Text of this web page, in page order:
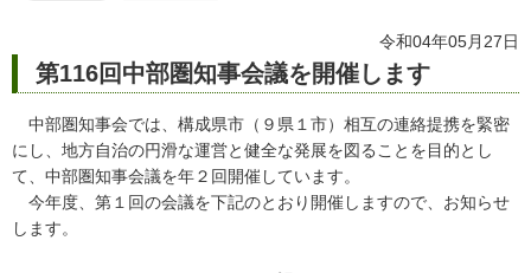
令和04年05月27日
第116回中部圏知事会議を開催します
中部圏知事会では、構成県市（９県１市）相互の連絡提携を緊密
にし、地方自治の円滑な運営と健全な発展を図ることを目的とし
て、中部圏知事会議を年２回開催しています。
今年度、第１回の会議を下記のとおり開催しますので、お知らせ
します。